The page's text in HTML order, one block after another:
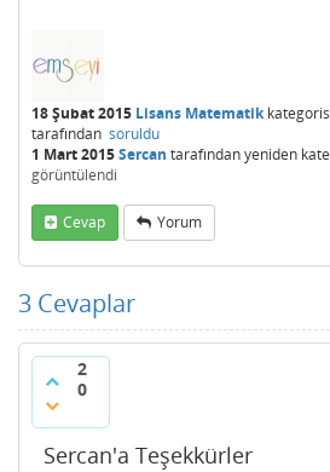
18 Şubat 2015 Lisans Matematik
tarafından soruldu
1 Mart 2015Sercan tarafındanyeniden
görüntülendi
Cevap Yorum
3 Cevaplar
2
0
Sercan'a Teşekkürler